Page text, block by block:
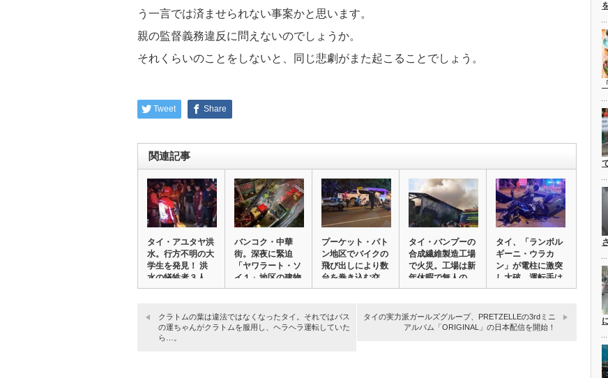
う一言では済ませられない事案かと思います。
親の監督義務違反に問えないのでしょうか。
それくらいのことをしないと、同じ悲劇がまた起こることでしょう。
Tweet Share
関連記事
タイ・アユタヤ洪
水。行方不明の大
学生を発見！ 洪
水の犠牲者３人
目…
バンコク・中華
街。深夜に緊迫
「ヤワラート・ソ
イ１」地区の建物
で火…
プーケット・パト
ン地区でバイクの
飛び出しにより数
台を巻き込む交
通…
タイ・バンプーの
合成繊維製造工場
で火災。工場は新
年休暇で無人の
は…
タイ、「ランボル
ギーニ・ウラカ
ン」が電柱に激突
し大破。運転手は
泥…
クラトムの葉は違法ではなくなったタイ。それではバス
の運ちゃんがクラトムを服用し、ヘラヘラ運転していた
ら…。
タイの実力派ガールズグループ、PRETZELLEの3rdミニ
アルバム「ORIGINAL」の日本配信を開始！